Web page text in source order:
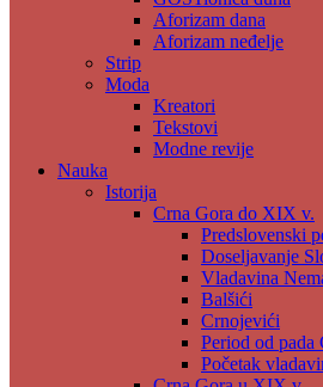
Aforizam dana
Aforizam neđelje
Strip
Moda
Kreatori
Tekstovi
Modne revije
Nauka
Istorija
Crna Gora do XIX v.
Predslovenski
Doseljavanje
Vladavina
Balšići
Crnojevići
Period od pada
Početak